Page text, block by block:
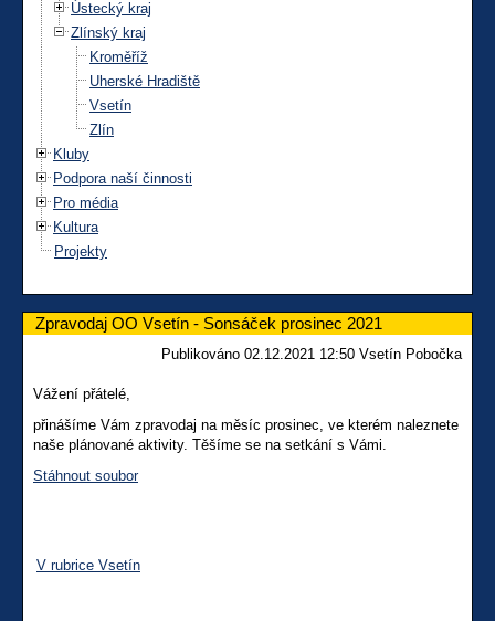
Ústecký kraj
Zlínský kraj
Kroměříž
Uherské Hradiště
Vsetín
Zlín
Kluby
Podpora naší činnosti
Pro média
Kultura
Projekty
Zpravodaj OO Vsetín - Sonsáček prosinec 2021
Publikováno 02.12.2021 12:50 Vsetín Pobočka
Vážení přátelé,
přinášíme Vám zpravodaj na měsíc prosinec, ve kterém naleznete
naše plánované aktivity. Těšíme se na setkání s Vámi.
Stáhnout soubor
V rubrice Vsetín